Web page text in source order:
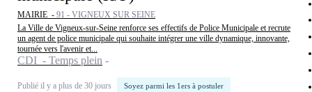
MAIRIE - 91 - VIGNEUX SUR SEINE
La Ville de Vigneux-sur-Seine renforce ses effectifs de Police Municipale et recrute
un agent de police municipale qui souhaite intégrer une ville dynamique, innovante,
tournée vers l'avenir et...
CDI - Temps plein
Publié il y a plus de 30 jours Soyez parmi les 1ers à postuler